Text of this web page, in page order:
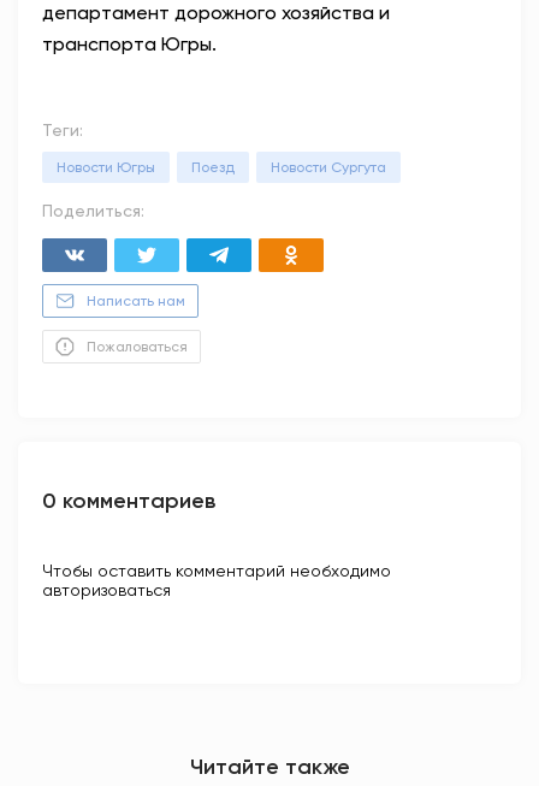
департамент дорожного хозяйства и
транспорта Югры.
Теги:
Новости Югры Поезд Новости Сургута
Поделиться:
Написать нам
Пожаловаться
0 комментариев
Чтобы оставить комментарий необходимо
авторизоваться
Читайте также